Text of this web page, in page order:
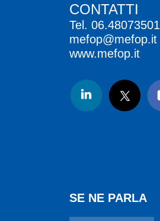
CONTATTI
Tel. 06.48073501
mefop@mefop.it
www.mefop.it
SE NE PARLA